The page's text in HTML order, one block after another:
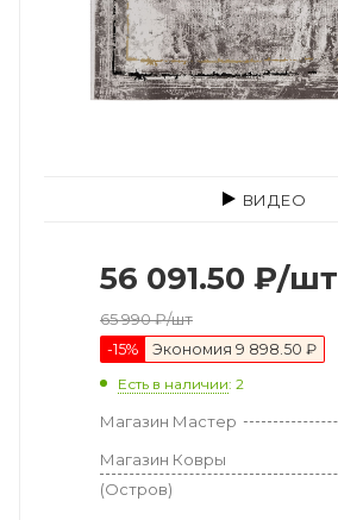
ВИДЕО
56 091.50 ₽/шт
65 990₽/шт
-15% Экономия 9 898.50 ₽
Есть в наличии: 2
Магазин Мастер
Магазин Ковры
(Остров)